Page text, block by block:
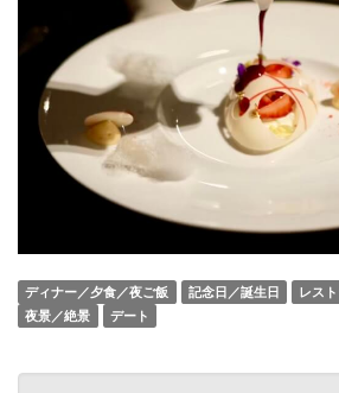
ディナー／夕食／夜ご飯 記念日／誕生日 レス
夜景／絶景
デート